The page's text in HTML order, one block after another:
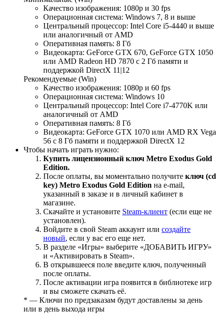
Качество изображения: 1080p и 30 fps
Операционная система: Windows 7, 8 и выше
Центральный процессор: Intel Core i5-4440 и выше
или аналогичный от AMD
Оперативная память: 8 Гб
Видеокарта: GeForce GTX 670, GeForce GTX 1050
или AMD Radeon HD 7870 с 2 Гб памяти и
поддержкой DirectX 11|12
Рекомендуемые (Win)
Качество изображения: 1080p и 60 fps
Операционная система: Windows 10
Центральный процессор: Intel Core i7-4770K или
аналогичный от AMD
Оперативная память: 8 Гб
Видеокарта: GeForce GTX 1070 или AMD RX Vega
56 с 8 Гб памяти и поддержкой DirectX 12
Чтобы начать играть нужно:
Купить лицензионный ключ Metro Exodus Gold
Edition.
После оплаты, вы моментально получите ключ (cd
key) Metro Exodus Gold Edition на е-mail,
указанный в заказе и в личный кабинет в
магазине.
Скачайте и установите Steam-клиент (если еще не
установлен).
Войдите в свой Steam аккаунт или создайте
новый, если у вас его еще нет.
В разделе «Игры» выберите «ДОБАВИТЬ ИГРУ»
и «Активировать в Steam».
В открывшееся поле введите ключ, полученный
после оплаты.
После активации игра появится в библиотеке игр
и вы сможете скачать её.
* — Ключи по предзаказам будут доставлены за день
или в день выхода игры